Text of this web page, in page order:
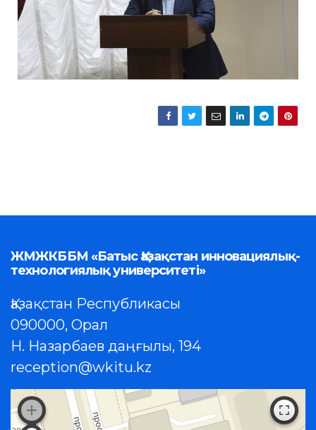
ЖМЖКББМ «Батыс Қазақстан инновациялық-
технологиялық университеті»
Қазақстан Республикасы
090000, Орал
Н. Назарбаев даңғылы, 194
reception@wkitu.kz